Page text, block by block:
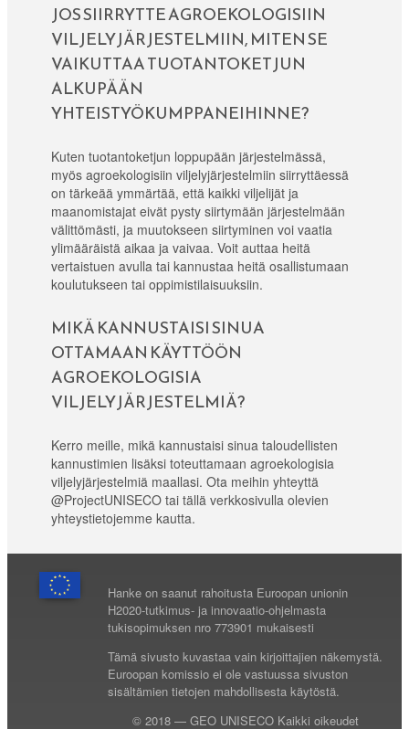
JOS SIIRRYTTE AGROEKOLOGISIIN
VILJELYJÄRJESTELMIIN, MITEN SE
VAIKUTTAA TUOTANTOKETJUN
ALKUPÄÄN
YHTEISTYÖKUMPPANEIHINNE?
Kuten tuotantoketjun loppupään järjestelmässä,
myös agroekologisiin viljelyjärjestelmiin siirryttäessä
on tärkeää ymmärtää, että kaikki viljelijät ja
maanomistajat eivät pysty siirtymään järjestelmään
välittömästi, ja muutokseen siirtyminen voi vaatia
ylimääräistä aikaa ja vaivaa. Voit auttaa heitä
vertaistuen avulla tai kannustaa heitä osallistumaan
koulutukseen tai oppimistilaisuuksiin.
MIKÄ KANNUSTAISI SINUA
OTTAMAAN KÄYTTÖÖN
AGROEKOLOGISIA
VILJELYJÄRJESTELMIÄ?
Kerro meille, mikä kannustaisi sinua taloudellisten
kannustimien lisäksi toteuttamaan agroekologisia
viljelyjärjestelmiä maallasi. Ota meihin yhteyttä
@ProjectUNISECO tai tällä verkkosivulla olevien
yhteystietojemme kautta.
Hanke on saanut rahoitusta Euroopan unionin
H2020-tutkimus- ja innovaatio-ohjelmasta
tukisopimuksen nro 773901 mukaisesti
Tämä sivusto kuvastaa vain kirjoittajien näkemystä.
Euroopan komissio ei ole vastuussa sivuston
sisältämien tietojen mahdollisesta käytöstä.
© 2018 — GEO UNISECO Kaikki oikeudet